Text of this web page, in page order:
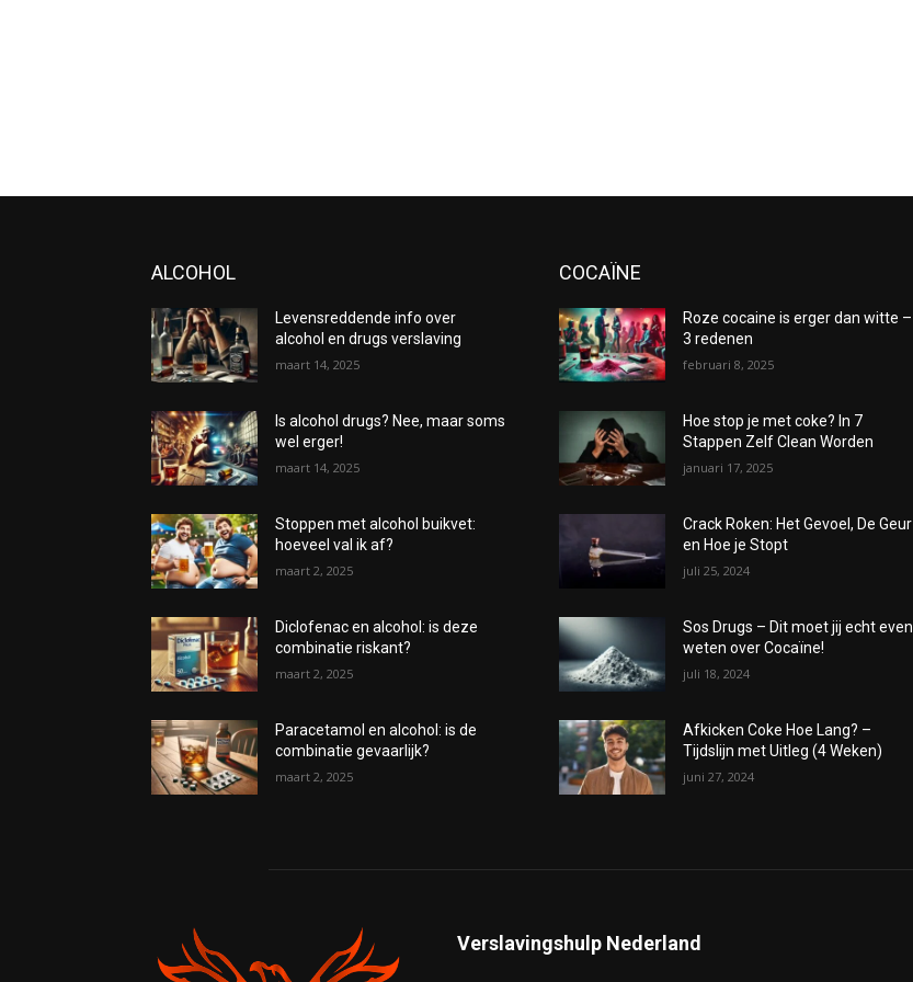
ALCOHOL
Levensreddende info over
alcohol en drugs verslaving
maart 14, 2025
Is alcohol drugs? Nee, maar soms
wel erger!
maart 14, 2025
Stoppen met alcohol buikvet:
hoeveel val ik af?
maart 2, 2025
Diclofenac en alcohol: is deze
combinatie riskant?
maart 2, 2025
Paracetamol en alcohol: is de
combinatie gevaarlijk?
maart 2, 2025
COCAÏNE
Roze cocaine is erger dan witte –
3 redenen
februari 8, 2025
Hoe stop je met coke? In 7
Stappen Zelf Clean Worden
januari 17, 2025
Crack Roken: Het Gevoel, De Geur
en Hoe je Stopt
juli 25, 2024
Sos Drugs – Dit moet jij echt even
weten over Cocaïne!
juli 18, 2024
Afkicken Coke Hoe Lang? –
Tijdslijn met Uitleg (4 Weken)
juni 27, 2024
Verslavingshulp Nederland